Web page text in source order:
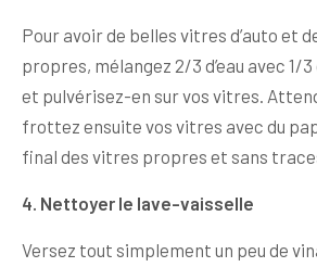
Pour avoir de belles vitres d’auto et
propres, mélangez 2/3 d’eau avec 1/
et pulvérisez-en sur vos vitres.
frottez ensuite vos vitres avec du
final des vitres propres et sans
4. Nettoyer le lave-vaisselle
Versez tout simplement un peu de